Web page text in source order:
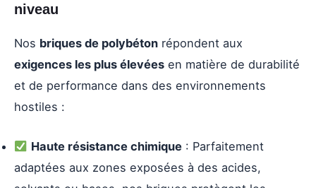
niveau
Nos briques de polybéton répondent aux
exigences les plus élevées en matière de durabilité
et de performance dans des environnements
hostiles :
Haute résistance chimique: Parfaitement
adaptées aux zones exposées à des acides,